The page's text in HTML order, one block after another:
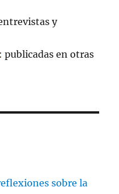
y
: publicadas en otras
sobre la